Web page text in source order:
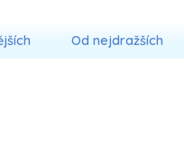
Od nejdražších